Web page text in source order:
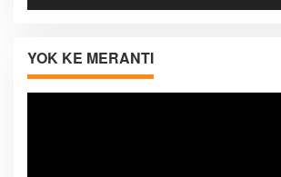
YOK KE MERANTI
Pemutar